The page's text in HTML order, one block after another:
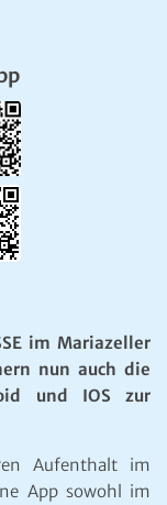
im Mariazeller
nun auch die
und IOS zur
Aufenthalt im
App sowohl im